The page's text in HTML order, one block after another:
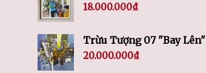
18.000.000₫
Trừu Tượng 07 "Bay Lên"
20.000.000₫